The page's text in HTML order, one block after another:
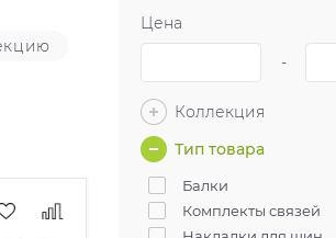
Цена
-
Коллекция
Тип товара
Балки
Комплекты связей